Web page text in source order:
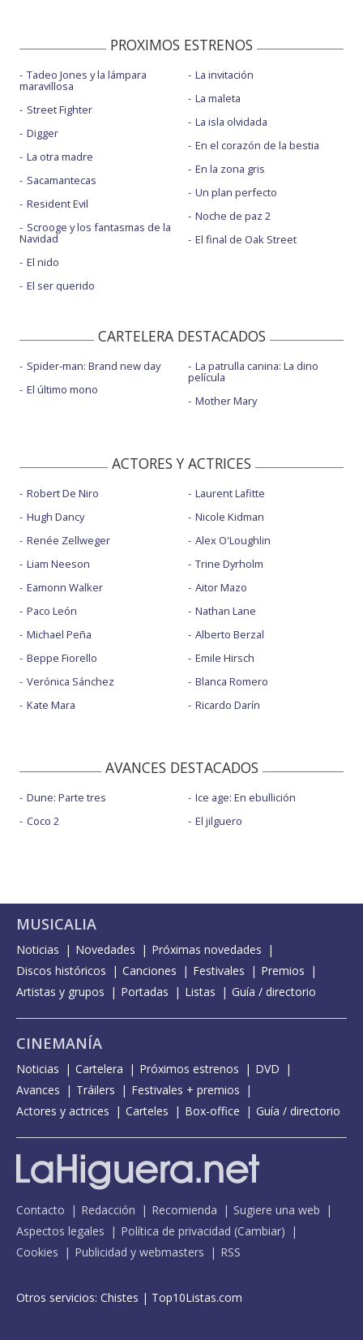
PROXIMOS ESTRENOS
Tadeo Jones y la lámpara
maravillosa
Street Fighter
Digger
La otra madre
Sacamantecas
Resident Evil
Scrooge y los fantasmas de la
Navidad
El nido
El ser querido
La invitación
La maleta
La isla olvidada
En el corazón de la bestia
En la zona gris
Un plan perfecto
Noche de paz 2
El final de Oak Street
CARTELERA DESTACADOS
Spider-man: Brand new day
El último mono
La patrulla canina: La dino
película
Mother Mary
ACTORES Y ACTRICES
Robert De Niro
Hugh Dancy
Renée Zellweger
Liam Neeson
Eamonn Walker
Paco León
Michael Peña
Beppe Fiorello
Verónica Sánchez
Kate Mara
Laurent Lafitte
Nicole Kidman
Alex O'Loughlin
Trine Dyrholm
Aitor Mazo
Nathan Lane
Alberto Berzal
Emile Hirsch
Blanca Romero
Ricardo Darín
AVANCES DESTACADOS
Dune: Parte tres
Coco 2
Ice age: En ebullición
El jilguero
MUSICALIA
Noticias Novedades
Próximas novedades
Discos históricos
Canciones Festivales
Premios
Artistas y grupos
Portadas Listas Guía / directorio
CINEMANÍA
Noticias Cartelera Próximos estrenos
DVD
Avances
Tráilers
Festivales + premios
Actores y actrices
Carteles Box-office Guía / directorio
Contacto Redacción Recomienda
Sugiere una web
Aspectos legales
Política de privacidad (Cambiar)
Cookies
Publicidad y webmasters RSS
Otros servicios: Chistes | Top10Listas.com